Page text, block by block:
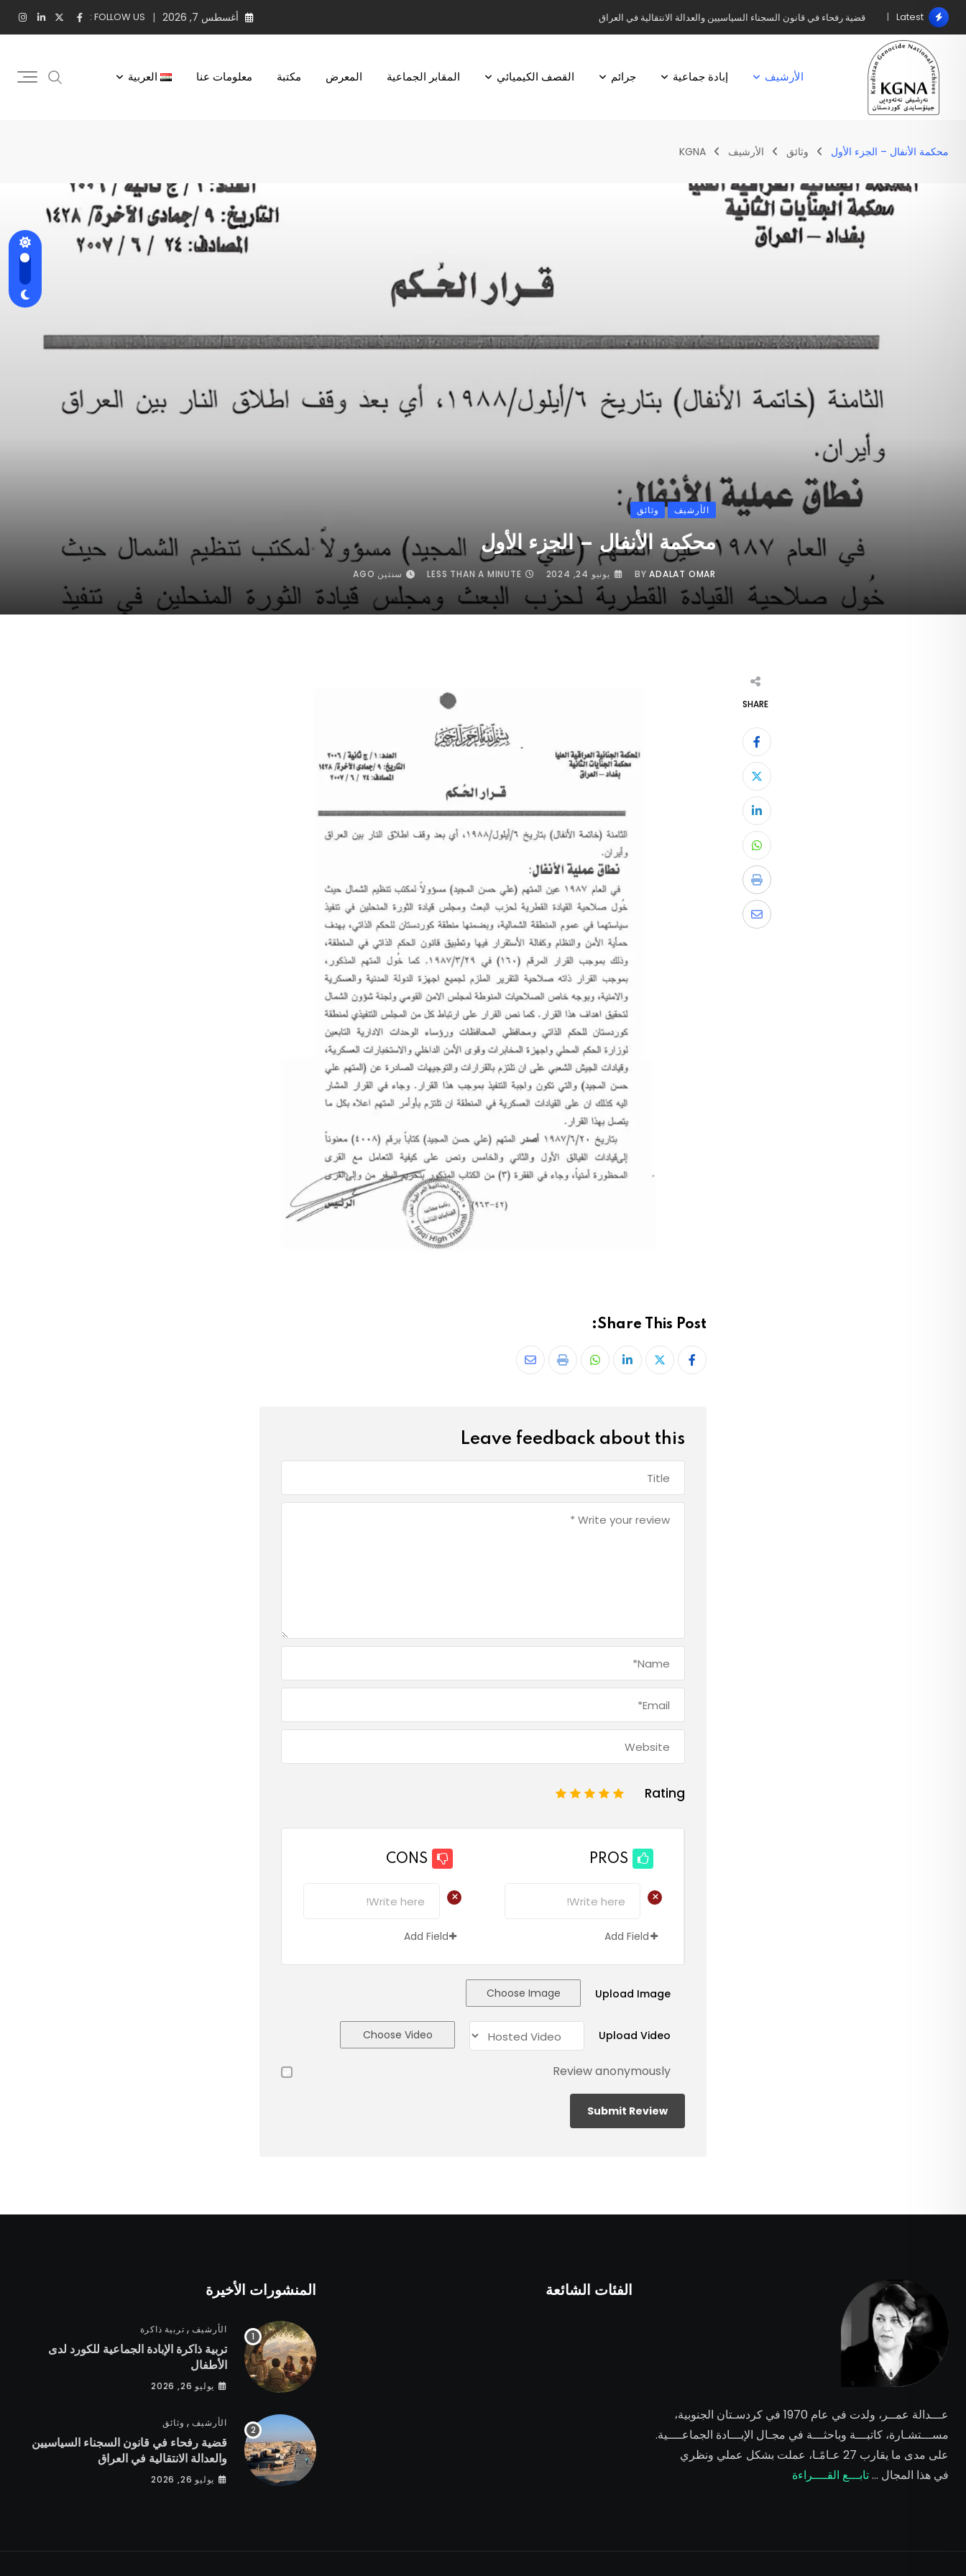
Latest قضية رفحاء في قانون السجناء السياسيين والعدالة الانتقالية في العراق أغسطس 7, 2026 FOLLOW US :
الأرشيف إبادة جماعية جرائم القصف الكيميائي المقابر الجماعية المعرض مكتبة معلومات عنا العربية
محكمة الأنفال – الجزء الأول وثائق الأرشيف KGNA
الأرشيف وثائق
محكمة الأنفال – الجزء الأول
BYADALAT OMAR يونيو 24, 2024 LESS THAN A MINUTE سنتين AGO
SHARE
Share This Post:
Leave feedback about this
Rating
5
4
3
2
PROS
+
Add Field
CONS
+
Add Field
Upload Image
Choose Image
Upload Video
Choose Video
Review anonymously
عـــدالة عمــر ، ولدت في عام 1970 في كردسـتان الجنوبية،
مســـتشـارة، كاتبـــة وباحثـــة في مجـال الإبـــادة الجماعــــية.
على مدى ما يقارب 27 عـامًـا، عملت بشكل عملي ونظري
في هذا المجال …تابـــع القــــراءة
الفئات الشائعة المنشورات الأخيرة
الأرشيف, تربية ذاكرة
تربية ذاكرة الإبادة الجماعية للكورد لدى
الأطفال
يوليو 26, 2026
الأرشيف, وثائق
قضية رفحاء في قانون السجناء السياسيين
والعدالة الانتقالية في العراق
يوليو 26, 2026